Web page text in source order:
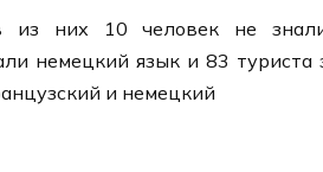
из них 10 человек не
немецкий язык и 83 туриста
и немецкий